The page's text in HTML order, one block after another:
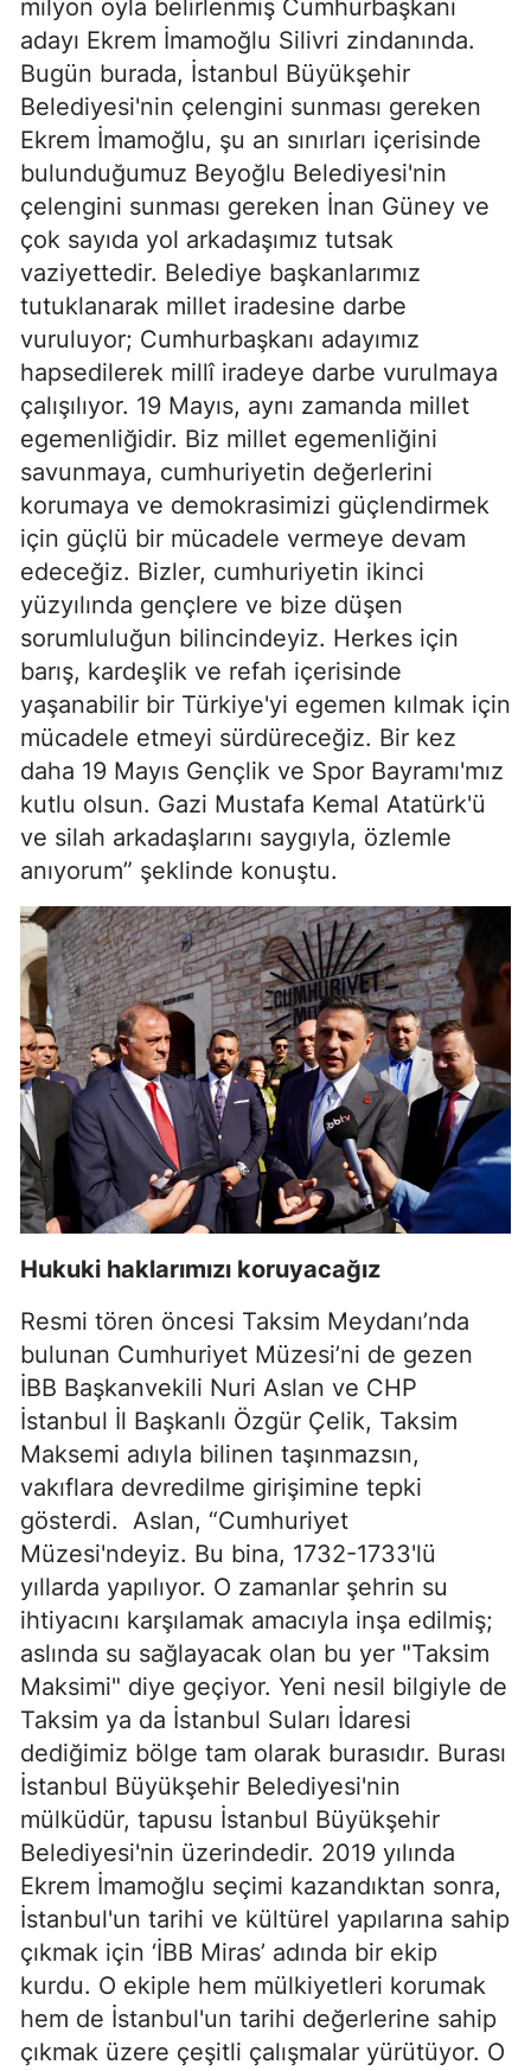
milyon oyla belirlenmiş Cumhurbaşkanı
adayı Ekrem İmamoğlu Silivri zindanında.
Bugün burada, İstanbul Büyükşehir
Belediyesi'nin çelengini sunması gereken
Ekrem İmamoğlu, şu an sınırları içerisinde
bulunduğumuz Beyoğlu Belediyesi'nin
çelengini sunması gereken İnan Güney ve
çok sayıda yol arkadaşımız tutsak
vaziyettedir. Belediye başkanlarımız
tutuklanarak millet iradesine darbe
vuruluyor; Cumhurbaşkanı adayımız
hapsedilerek millî iradeye darbe vurulmaya
çalışılıyor. 19 Mayıs, aynı zamanda millet
egemenliğidir. Biz millet egemenliğini
savunmaya, cumhuriyetin değerlerini
korumaya ve demokrasimizi güçlendirmek
için güçlü bir mücadele vermeye devam
edeceğiz. Bizler, cumhuriyetin ikinci
yüzyılında gençlere ve bize düşen
sorumluluğun bilincindeyiz. Herkes için
barış, kardeşlik ve refah içerisinde
yaşanabilir bir Türkiye'yi egemen kılmak için
mücadele etmeyi sürdüreceğiz. Bir kez
daha 19 Mayıs Gençlik ve Spor Bayramı'mız
kutlu olsun. Gazi Mustafa Kemal Atatürk'ü
ve silah arkadaşlarını saygıyla, özlemle
anıyorum” şeklinde konuştu.
Hukuki haklarımızı koruyacağız
Resmi tören öncesi Taksim Meydanı’nda
bulunan Cumhuriyet Müzesi’ni de gezen
İBB Başkanvekili Nuri Aslan ve CHP
İstanbul İl Başkanlı Özgür Çelik, Taksim
Maksemi adıyla bilinen taşınmazsın,
vakıflara devredilme girişimine tepki
gösterdi.
Aslan, “Cumhuriyet
Müzesi'ndeyiz. Bu bina, 1732-1733'lü
yıllarda yapılıyor. O zamanlar şehrin su
ihtiyacını karşılamak amacıyla inşa edilmiş;
aslında su sağlayacak olan bu yer "Taksim
Maksimi" diye geçiyor. Yeni nesil bilgiyle de
Taksim ya da İstanbul Suları İdaresi
dediğimiz bölge tam olarak burasıdır. Burası
İstanbul Büyükşehir Belediyesi'nin
mülküdür, tapusu İstanbul Büyükşehir
Belediyesi'nin üzerindedir. 2019 yılında
Ekrem İmamoğlu seçimi kazandıktan sonra,
İstanbul'un tarihi ve kültürel yapılarına sahip
çıkmak için ‘İBB Miras’ adında bir ekip
kurdu. O ekiple hem mülkiyetleri korumak
hem de İstanbul'un tarihi değerlerine sahip
çıkmak üzere çeşitli çalışmalar yürütüyor. O